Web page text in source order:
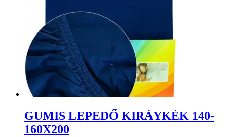
GUMIS LEPEDŐ KIRÁYKÉK 140-
160X200